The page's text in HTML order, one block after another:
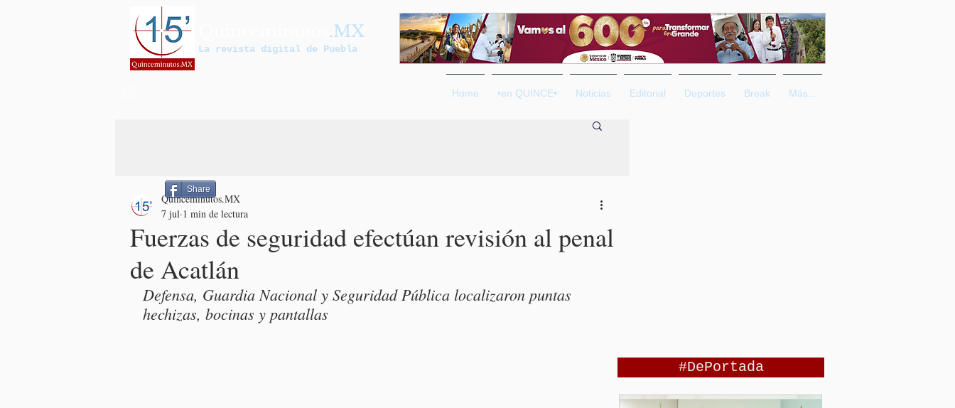
.MX
La revista digital de Puebla
Home •en QUINCE• Noticias Editorial Deportes Break Más...
Fuerzas de seguridad efectúan revisión al penal
de Acatlán
Quinceminutos.MX
7 jul 1 min de lectura
Defensa, Guardia Nacional y Seguridad Pública localizaron puntas
hechizas, bocinas y pantallas
Share
#DePortada